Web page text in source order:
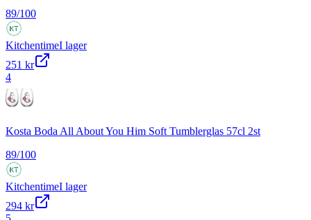
89/100
KitchentimeI lager
251 kr
4
Kosta Boda All About You Him Soft Tumblerglas 57cl 2st
89/100
KitchentimeI lager
294 kr